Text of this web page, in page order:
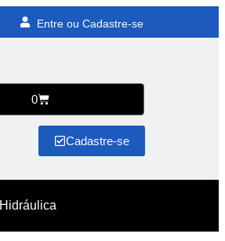
Entre ou Cadastre-se
0
Cadastre-se
Hidráulica